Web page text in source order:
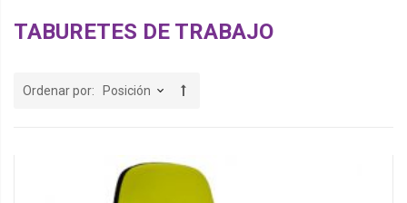
TABURETES DE TRABAJO
Ordenar por